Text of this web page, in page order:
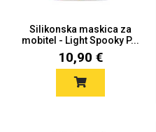
Silikonska maskica za
mobitel - Light Spooky P...
10,90 €